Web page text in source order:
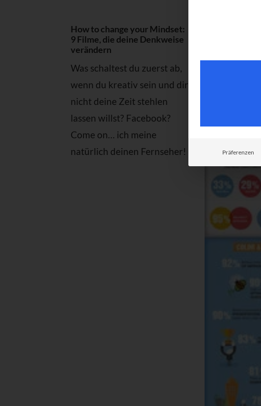
How to change your Mindset:
9 Filme, die deine Denkweise
verändern
Was schaltest du zuerst ab,
wenn du kreativ sein und dir
nicht deine Zeit stehlen
lassen willst? Facebook?
Come on… ich meine
natürlich deinen Fernseher!
Präferenzen